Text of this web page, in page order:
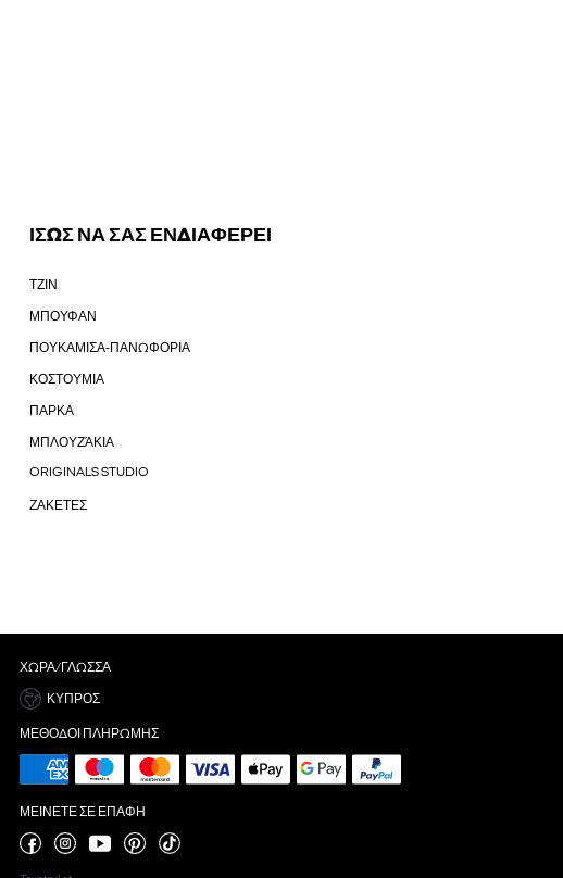
ΙΣΩΣ ΝΑ ΣΑΣ ΕΝΔΙΑΦΕΡΕΙ
ΤΖΙΝ
ΜΠΟΥΦΑΝ
ΠΟΥΚΑΜΙΣΑ-ΠΑΝΩΦΟΡΙΑ
ΚΟΣΤΟΥΜΙΑ
ΠΑΡΚΑ
ΜΠΛΟΥΖΆΚΙΑ
ORIGINALS STUDIO
ΖΑΚΕΤΕΣ
ΧΏΡΑ/ΓΛΏΣΣΑ
ΚΎΠΡΟΣ
ΜΈΘΟΔΟΙ ΠΛΗΡΩΜΉΣ
ΜΕΊΝΕΤΕ ΣΕ ΕΠΑΦΉ